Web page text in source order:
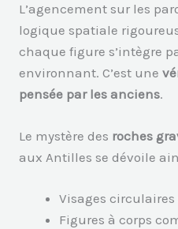
L’agencement sur les
logique spatiale
chaque figure s’intègre
environnant. C’est une
pensée par les anciens.
Le mystère des roches
aux Antilles se dévoile
Visages
Figures à corps